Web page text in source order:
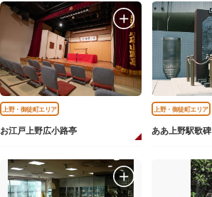
上野・御徒町エリア
お江戸上野広小路亭
上野・御徒町エリア
ああ上野駅歌碑